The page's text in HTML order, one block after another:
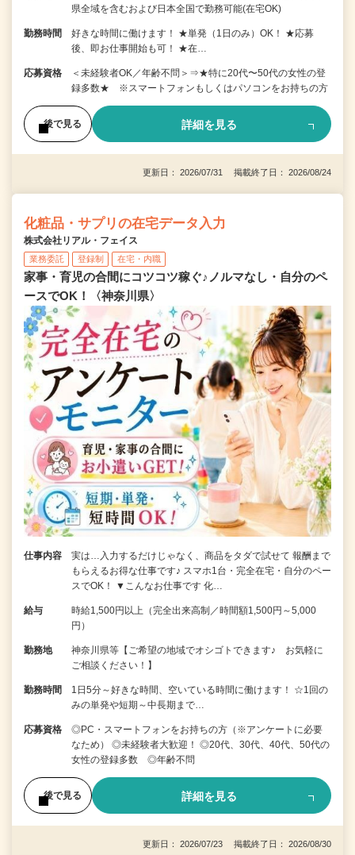
県全域を含むおよび日本全国で勤務可能(在宅OK)
勤務時間
好きな時間に働けます！ ★単発（1日のみ）OK！ ★応募
後、即お仕事開始も可！ ★在…
応募資格
＜未経験者OK／年齢不問＞⇒★特に20代〜50代の女性の登
録多数★ ※スマートフォンもしくはパソコンをお持ちの方
後で見る 詳細を見る
更新日： 2026/07/31 掲載終了日： 2026/08/24
化粧品・サプリの在宅データ入力
株式会社リアル・フェイス
業務委託 登録制 在宅・内職
家事・育児の合間にコツコツ稼ぐ♪ノルマなし・自分のペ
ースでOK！〈神奈川県〉
仕事内容
実は…入力するだけじゃなく、商品をタダで試せて 報酬まで
もらえるお得な仕事です♪ スマホ1台・完全在宅・自分のペー
スでOK！ ▼こんなお仕事です 化…
給与
時給1,500円以上（完全出来高制／時間額1,500円～5,000
円）
勤務地
神奈川県等【ご希望の地域でオシゴトできます♪ お気軽に
ご相談ください！】
勤務時間
1日5分～好きな時間、空いている時間に働けます！ ☆1回の
みの単発や短期～中長期まで…
応募資格
◎PC・スマートフォンをお持ちの方（※アンケートに必要
なため） ◎未経験者大歓迎！ ◎20代、30代、40代、50代の
女性の登録多数 ◎年齢不問
後で見る 詳細を見る
更新日： 2026/07/23 掲載終了日： 2026/08/30